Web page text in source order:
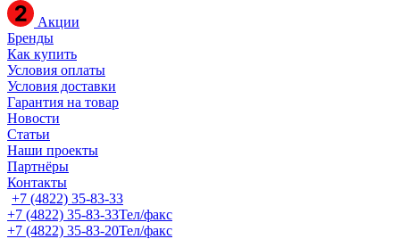
Акции
Бренды
Как купить
Условия оплаты
Условия доставки
Гарантия на товар
Новости
Статьи
Наши проекты
Партнёры
Контакты
+7 (4822) 35-83-33
+7 (4822) 35-83-33Тел/факс
+7 (4822) 35-83-20Тел/факс